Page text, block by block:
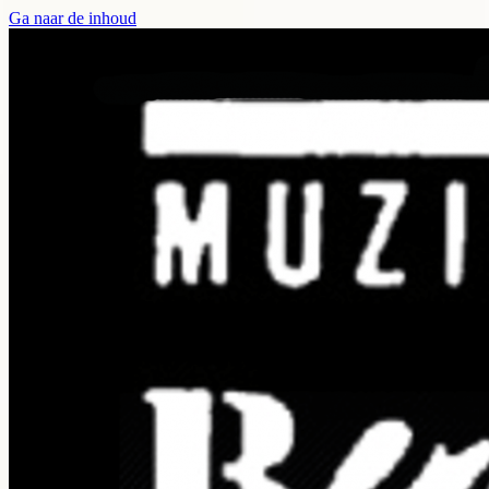
Ga naar de inhoud